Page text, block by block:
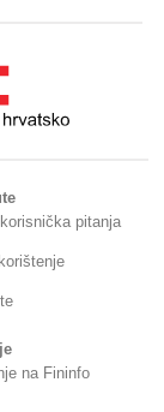
pitanja
na Fininfo